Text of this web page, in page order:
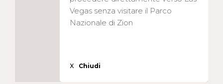
Vegas senza visitare il Parco
Nazionale di Zion
X Chiudi